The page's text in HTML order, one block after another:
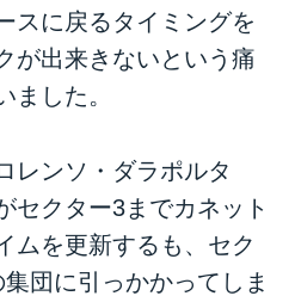
スに戻るタイミングを
が出来きないという痛
ました。
レンソ・ダラポルタ
セクター3までカネット
ムを更新するも、セク
団に引っかかってしま